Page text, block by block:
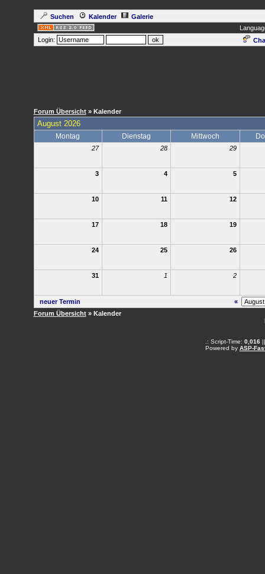
Suchen Kalender
Galerie
Login:
Forum Übersicht» Kalender
August 2026
Montag Dienstag Mittwoch
27 28 29
3 4 5
10 11 12
17 18 19
24 25 26
31 1 2
neuer Termin
«
Forum Übersicht» Kalender
.: Script-Time: 0,016||
Powered by ASP-